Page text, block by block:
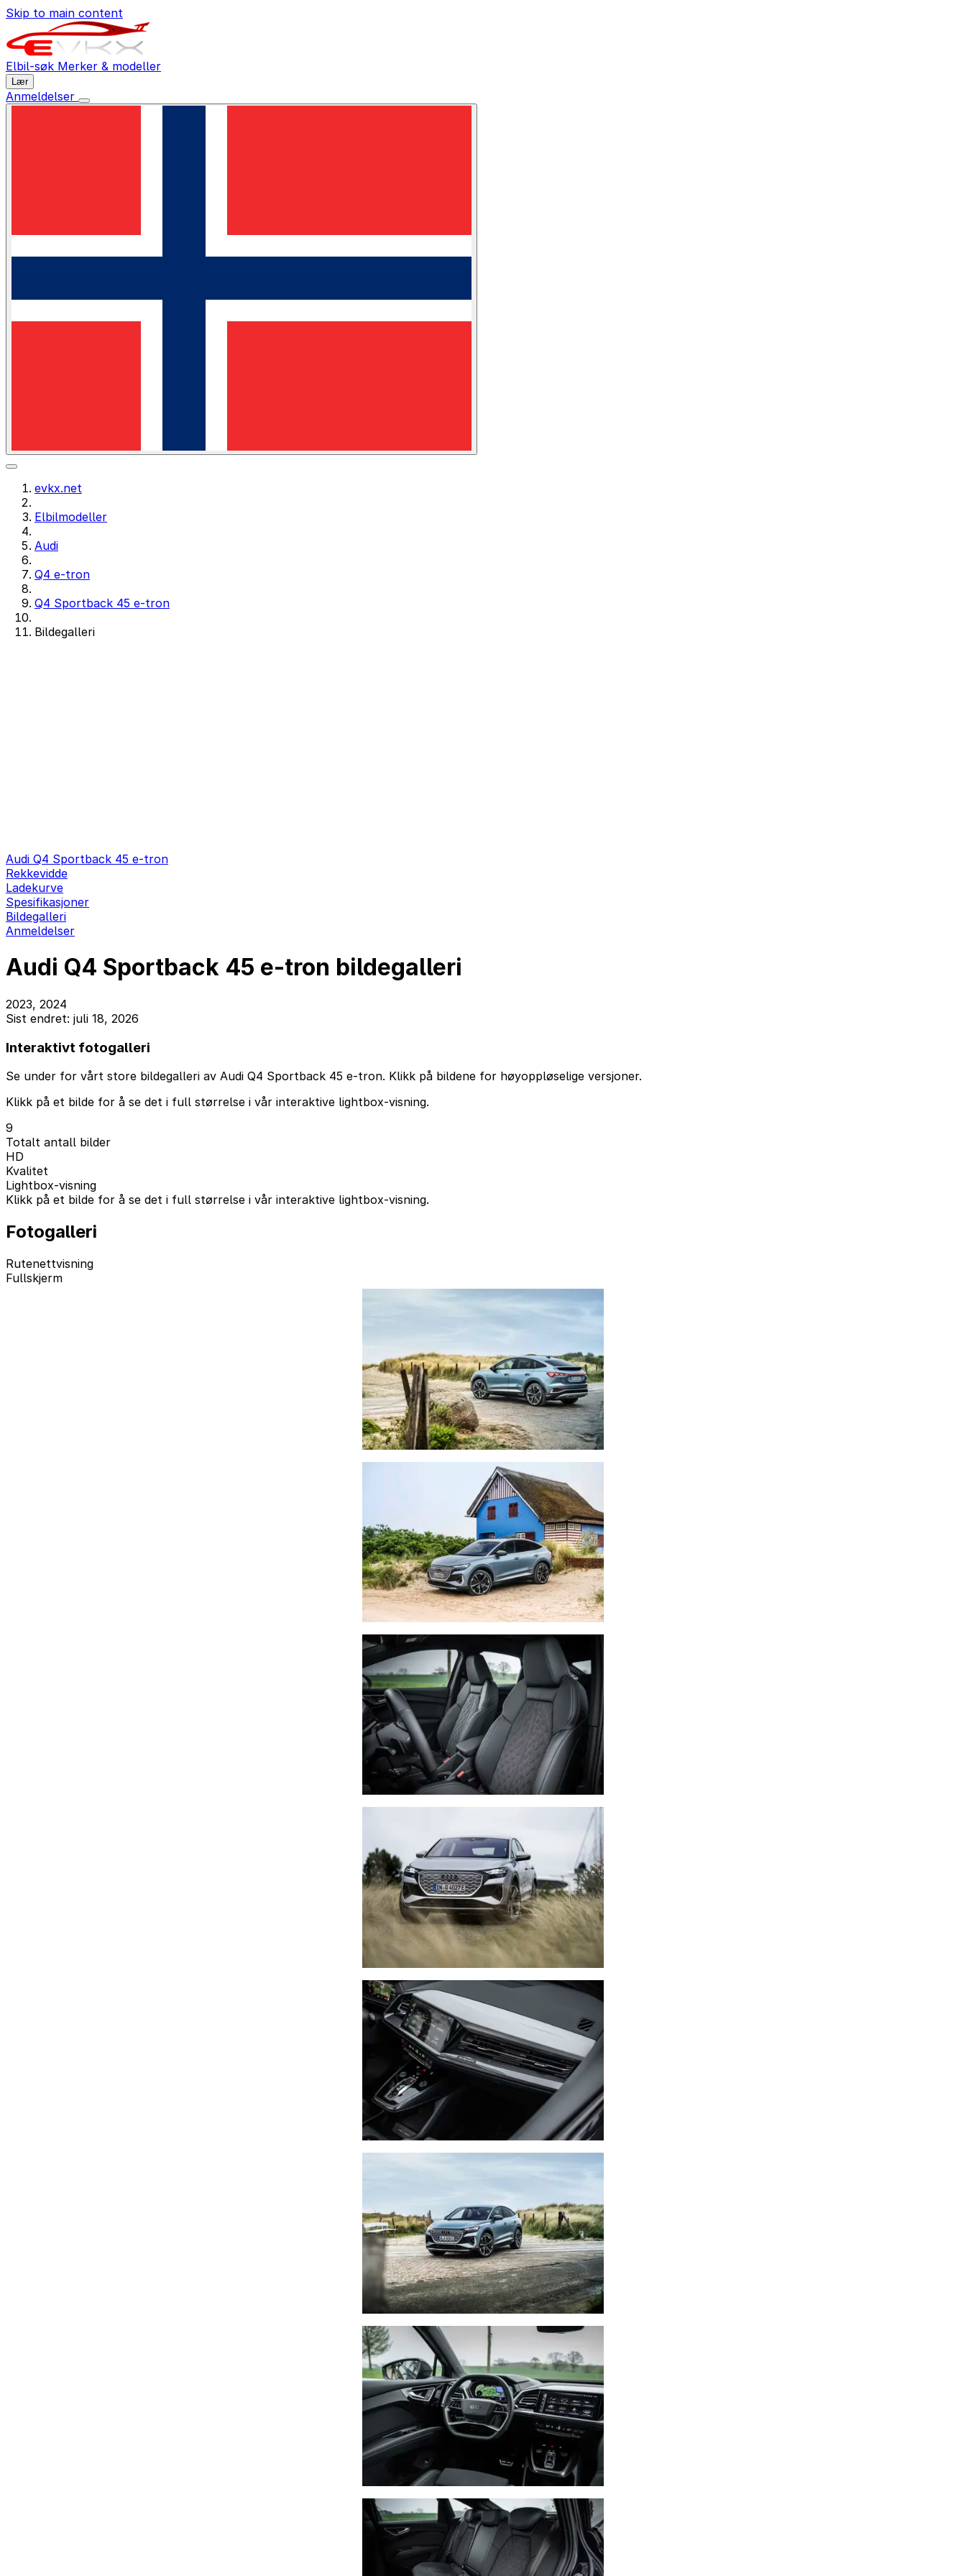
Skip to main content
Elbil-søk Merker & modeller
Lær
Anmeldelser
evkx.net
Elbilmodeller
Audi
Q4 e-tron
Q4 Sportback 45 e-tron
Bildegalleri
Audi Q4 Sportback 45 e-tron
Rekkevidde
Ladekurve
Spesifikasjoner
Bildegalleri
Anmeldelser
Audi Q4 Sportback 45 e-tron bildegalleri
2023, 2024
Sist endret: juli 18, 2026
Interaktivt fotogalleri
Se under for vårt store bildegalleri av Audi Q4 Sportback 45 e-tron. Klikk på bildene for høyoppløselige versjoner.
Klikk på et bilde for å se det i full størrelse i vår interaktive lightbox-visning.
9
Totalt antall bilder
HD
Kvalitet
Lightbox-visning
Klikk på et bilde for å se det i full størrelse i vår interaktive lightbox-visning.
Fotogalleri
Rutenettvisning
Fullskjerm